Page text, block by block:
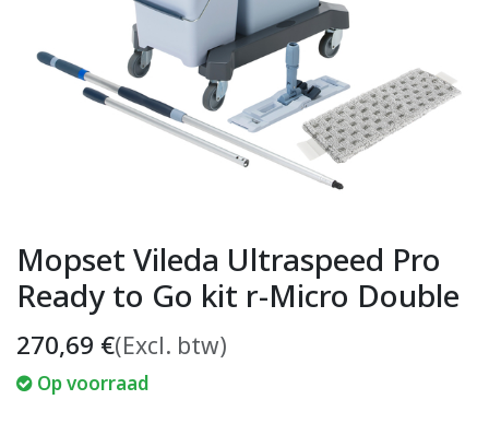
Mopset Vileda Ultraspeed Pro
Ready to Go kit r-Micro Double
270,69 €(Excl. btw)
Op voorraad